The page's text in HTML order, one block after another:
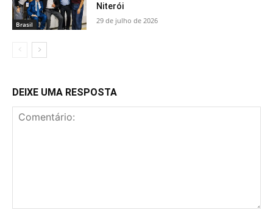
Brasil
Niterói
29 de julho de 2026
DEIXE UMA RESPOSTA